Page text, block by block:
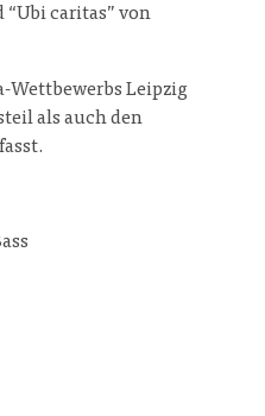
“Ubi caritas” von
Wettbewerbs Leipzig
als auch den